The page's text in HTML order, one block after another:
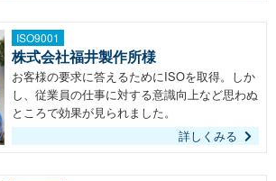
ISO9001
株式会社福井製作所様
お客様の要求に答えるためにISOを取得。しか
し、従業員の仕事に対する意識向上など思わぬ
ところで効果が見られました。
詳しくみる